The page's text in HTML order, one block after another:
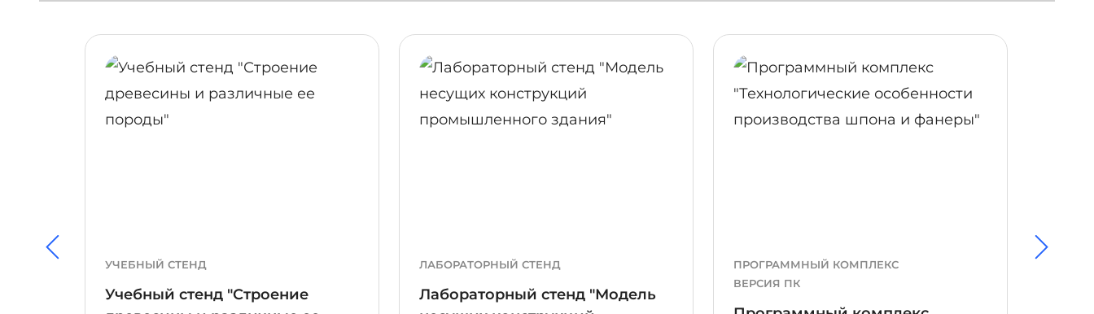
УЧЕБНЫЙ СТЕНД
Учебный стенд "Строение
ПОДРОБНЕЕ
ЛАБОРАТОРНЫЙ СТЕНД
Лабораторный стенд "Модель
ПОДРОБНЕЕ
ПРОГРАММНЫЙ КОМПЛЕКС
ВЕРСИЯ ПК
ПОДРОБНЕЕ